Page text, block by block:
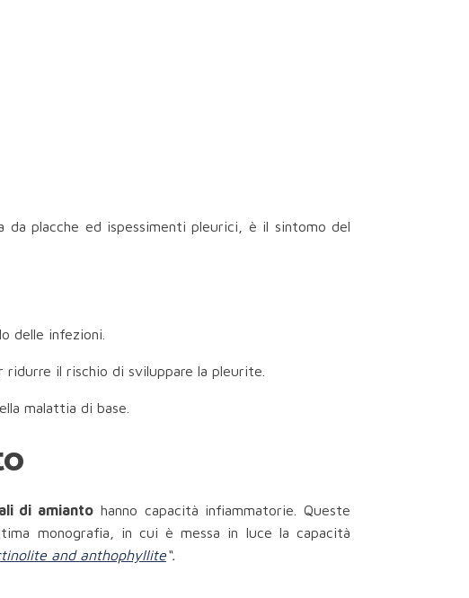
placche ed ispessimenti pleurici, è il sintomo del
delle infezioni.
il rischio di sviluppare la pleurite.
malattia di base.
di amianto hanno capacità infiammatorie. Queste
monografia, in cui è messa in luce la capacità
and anthophyllite“.